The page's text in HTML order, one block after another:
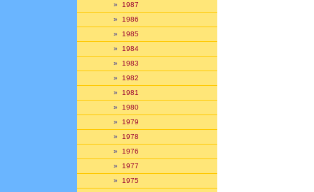
» 1987
» 1986
» 1985
» 1984
» 1983
» 1982
» 1981
» 1980
» 1979
» 1978
» 1976
» 1977
» 1975